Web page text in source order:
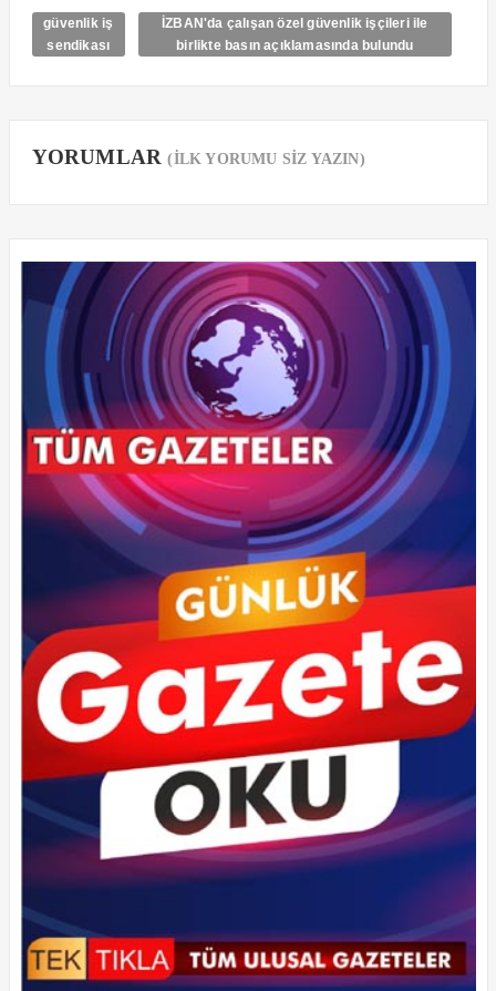
güvenlik iş
sendikası
İZBAN'da çalışan özel güvenlik işçileri ile
birlikte basın açıklamasında bulundu
YORUMLAR(İLK YORUMU SİZ YAZIN)